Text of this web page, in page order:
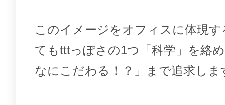
このイメージをオフィスに体現
てもtttっぽさの1つ「科学」を絡
なにこだわる！？」まで追求しま